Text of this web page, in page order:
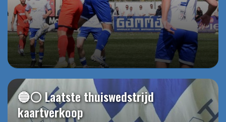
🔵⚪️ Laatste thuiswedstrijd
kaartverkoop